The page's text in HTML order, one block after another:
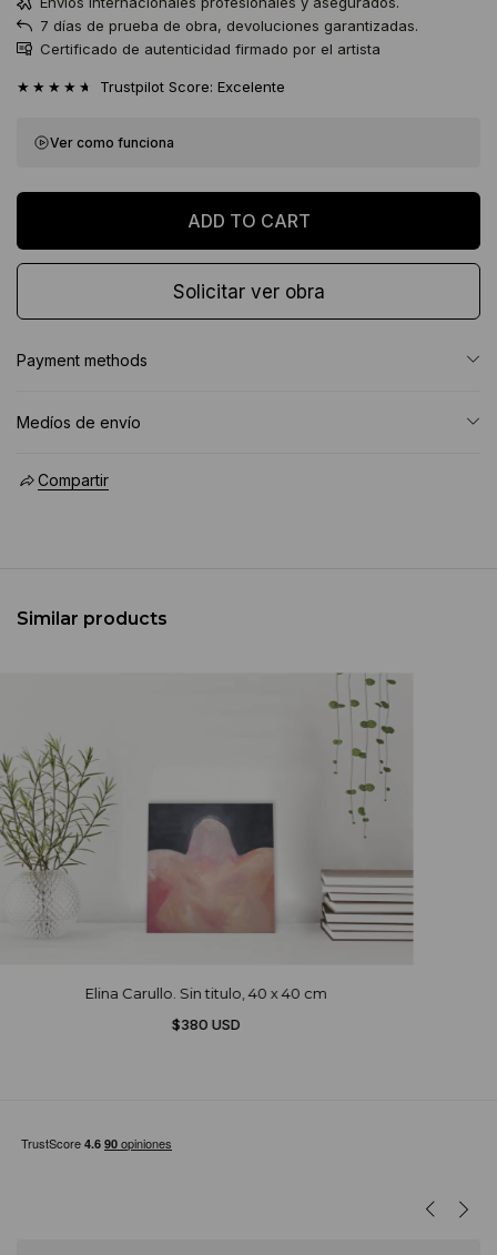
7 días de prueba de obra, devoluciones garantizadas.
Certificado de autenticidad firmado por el artista
★★★★★ Trustpilot Score: Excelente
Ver como funciona
Solicitar ver obra
Payment methods
Medíos de envío
Compartir
Similar products
Elina Carullo. Sin titulo, 40 x 40 cm
$380 USD